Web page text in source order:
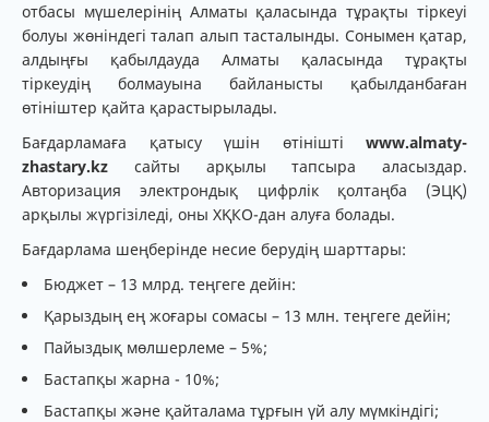
отбасы мүшелерінің Алматы қаласында тұрақты тіркеуі
болуы жөніндегі талап алып тасталынды. Сонымен қатар,
алдыңғы қабылдауда Алматы қаласында тұрақты
тіркеудің болмауына байланысты қабылданбаған
өтініштер қайта қарастырылады.
Бағдарламаға қатысу үшін өтінішті www.almaty-
zhastary.kz сайты арқылы тапсыра аласыздар.
Авторизация электрондық цифрлік қолтаңба (ЭЦҚ)
арқылы жүргізіледі, оны ХҚКО-дан алуға болады.
Бағдарлама шеңберінде несие берудің шарттары:
Бюджет – 13 млрд. теңгеге дейін:
Қарыздың ең жоғары сомасы – 13 млн. теңгеге дейін;
Пайыздық мөлшерлеме – 5%;
Бастапқы жарна - 10%;
Бастапқы және қайталама тұрғын үй алу мүмкіндігі;